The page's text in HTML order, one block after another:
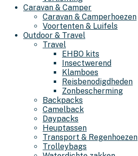
Caravan & Camper
Caravan & Camperhoezen
Voortenten & Luifels
Outdoor & Travel
Travel
EHBO kits
Insectwerend
Klamboes
Reisbenodigdheden
Zonbescherming
Backpacks
Camelback
Daypacks
Heuptassen
Transport & Regenhoezen
Trolleybags